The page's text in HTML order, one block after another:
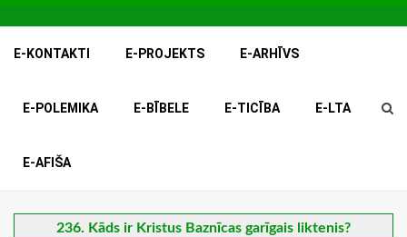
E-KONTAKTI E-PROJEKTS E-ARHĪVS
E-POLEMIKA E-BĪBELE E-TICĪBA E-LTA
E-AFIŠA
236. Kāds ir Kristus Baznīcas garīgais liktenis?